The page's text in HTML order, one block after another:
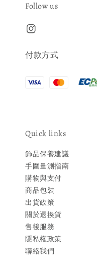
Follow us
付款方式
Quick links
飾品保養建議
手圍量測指南
購物與支付
商品包裝
出貨政策
關於退換貨
售後服務
隱私權政策
聯絡我們